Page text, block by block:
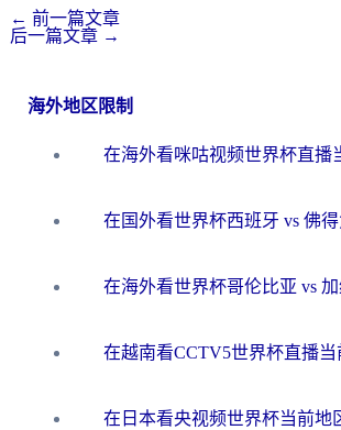
← 前一篇文章
后一篇文章 →
海外地区限制